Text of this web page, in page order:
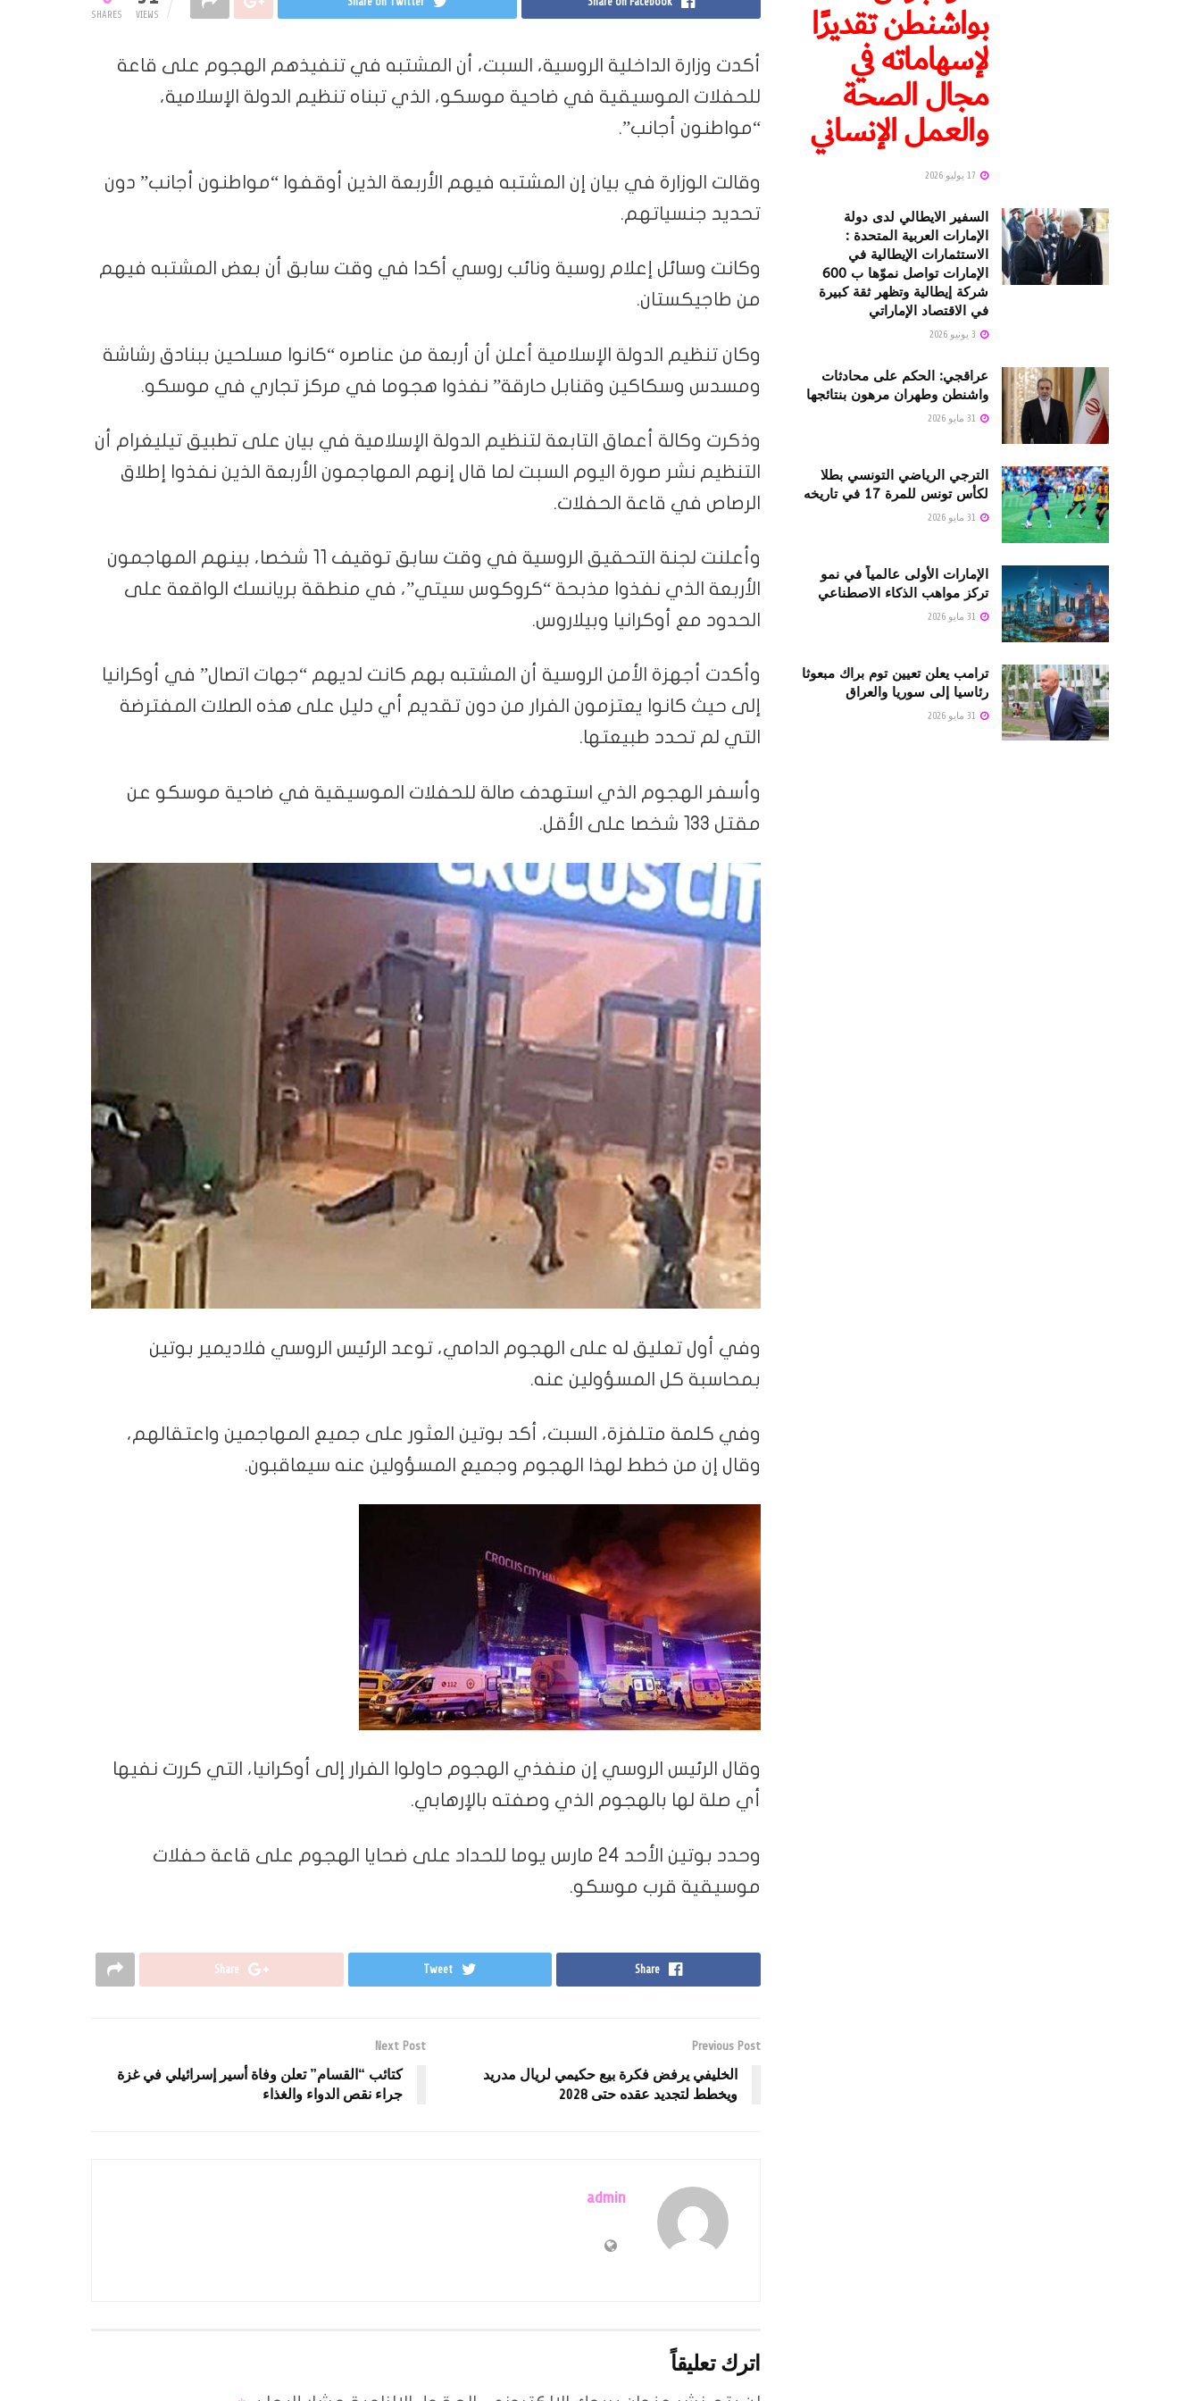
SHARES VIEWS
أكدت وزارة الداخلية الروسية، السبت، أن المشتبه في تنفيذهم الهجوم على قاعة
للحفلات الموسيقية في ضاحية موسكو، الذي تبناه تنظيم الدولة الإسلامية،
“مواطنون أجانب”.
وقالت الوزارة في بيان إن المشتبه فيهم الأربعة الذين أوقفوا “مواطنون أجانب” دون
تحديد جنسياتهم.
وكانت وسائل إعلام روسية ونائب روسي أكدا في وقت سابق أن بعض المشتبه فيهم
من طاجيكستان.
وكان تنظيم الدولة الإسلامية أعلن أن أربعة من عناصره “كانوا مسلحين ببنادق رشاشة
ومسدس وسكاكين وقنابل حارقة” نفذوا هجوما في مركز تجاري في موسكو.
وذكرت وكالة أعماق التابعة لتنظيم الدولة الإسلامية في بيان على تطبيق تيليغرام أن
التنظيم نشر صورة اليوم السبت لما قال إنهم المهاجمون الأربعة الذين نفذوا إطلاق
الرصاص في قاعة الحفلات.
وأعلنت لجنة التحقيق الروسية في وقت سابق توقيف 11 شخصا، بينهم المهاجمون
الأربعة الذي نفذوا مذبحة “كروكوس سيتي”، في منطقة بريانسك الواقعة على
الحدود مع أوكرانيا وبيلاروس.
وأكدت أجهزة الأمن الروسية أن المشتبه بهم كانت لديهم “جهات اتصال” في أوكرانيا
إلى حيث كانوا يعتزمون الفرار من دون تقديم أي دليل على هذه الصلات المفترضة
التي لم تحدد طبيعتها.
وأسفر الهجوم الذي استهدف صالة للحفلات الموسيقية في ضاحية موسكو عن
مقتل 133 شخصا على الأقل.
وفي أول تعليق له على الهجوم الدامي، توعد الرئيس الروسي فلاديمير بوتين
بمحاسبة كل المسؤولين عنه.
وفي كلمة متلفزة، السبت، أكد بوتين العثور على جميع المهاجمين واعتقالهم،
وقال إن من خطط لهذا الهجوم وجميع المسؤولين عنه سيعاقبون.
وقال الرئيس الروسي إن منفذي الهجوم حاولوا الفرار إلى أوكرانيا، التي كررت نفيها
أي صلة لها بالهجوم الذي وصفته بالإرهابي.
وحدد بوتين الأحد 24 مارس يوما للحداد على ضحايا الهجوم على قاعة حفلات
موسيقية قرب موسكو.
Share
Tweet
Share
Previous Post
الخليفي يرفض فكرة بيع حكيمي لريال مدريد
ويخطط لتجديد عقده حتى 2028
Next Post
كتائب “القسام” تعلن وفاة أسير إسرائيلي في غزة
جراء نقص الدواء والغذاء
admin
اترك تعليقاً
بواشنطن تقديرًا
لإسهاماته في
مجال الصحة
والعمل الإنساني
السفير الايطالي لدى دولة
الإمارات العربية المتحدة :
الاستثمارات الإيطالية في
الإمارات تواصل نموّها ب 600
شركة إيطالية وتظهر ثقة كبيرة
في الاقتصاد الإماراتي
عراقجي: الحكم على محادثات
واشنطن وطهران مرهون بنتائجها
الترجي الرياضي التونسي بطلا
لكأس تونس للمرة 17 في تاريخه
الإمارات الأولى عالمياً في نمو
تركز مواهب الذكاء الاصطناعي
ترامب يعلن تعيين توم براك مبعوثا
رئاسيا إلى سوريا والعراق